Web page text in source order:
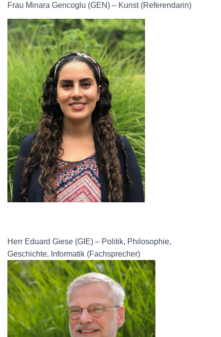
Frau Minara Gencoglu (GEN) – Kunst (Referendarin)
Herr Eduard Giese (GIE) – Politik, Philosophie,
Geschichte, Informatik (Fachsprecher)